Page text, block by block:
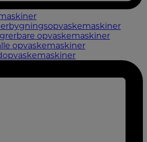
opvaskemaskiner
opvaskemaskiner